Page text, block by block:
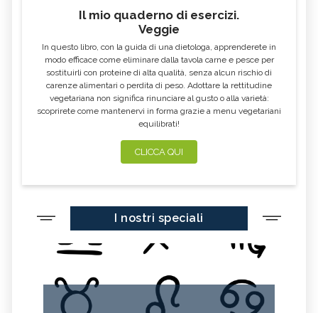
Il mio quaderno di esercizi.
Veggie
In questo libro, con la guida di una dietologa, apprenderete in
modo efficace come eliminare dalla tavola carne e pesce per
sostituirli con proteine di alta qualità, senza alcun rischio di
carenze alimentari o perdita di peso. Adottare la rettitudine
vegetariana non significa rinunciare al gusto o alla varietà:
scoprirete come mantenervi in forma grazie a menu vegetariani
equilibrati!
CLICCA QUI
I nostri speciali